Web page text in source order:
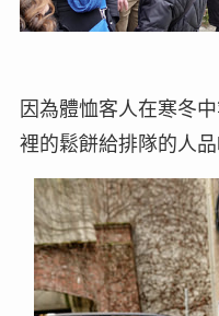
因為體恤客人在寒冬
裡的鬆餅給排隊的人